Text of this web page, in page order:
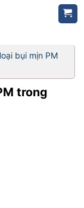
bụi mịn PM
trong